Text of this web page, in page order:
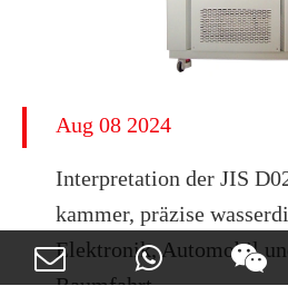
Aug 08 2024
Interpretation der JIS
kammer, präzise
Elektronik, Automobil